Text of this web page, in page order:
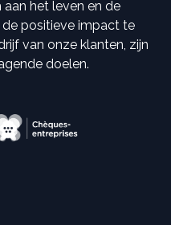
aan het leven en de
positieve impact te
van onze klanten, zijn
doelen.